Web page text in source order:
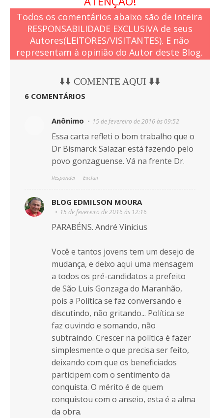
Todos os comentários abaixo são de inteira
RESPONSABILIDADE EXCLUSIVA de seus
Autores(LEITORES/VISITANTES). E não
representam à opinião do Autor deste Blog.
⬇️⬇️ COMENTE AQUI ⬇️⬇️
6 COMENTÁRIOS
Anônimo 15 de fevereiro de 2016 às 09:52
Essa carta refleti o bom trabalho que o
Dr Bismarck Salazar está fazendo pelo
povo gonzaguense. Vá na frente Dr.
Responder Excluir
BLOG EDMILSON MOURA
15 de fevereiro de 2016 às 12:16
PARABÉNS. André Vinicius
Você e tantos jovens tem um desejo de
mudança, e deixo aqui uma mensagem
a todos os pré-candidatos a prefeito
de São Luis Gonzaga do Maranhão,
pois a Política se faz conversando e
discutindo, não gritando... Política se
faz ouvindo e somando, não
subtraindo. Crescer na política é fazer
simplesmente o que precisa ser feito,
deixando com que os beneficiados
participem com o sentimento da
conquista. O mérito é de quem
conquistou com o anseio, esta é a alma
da obra.